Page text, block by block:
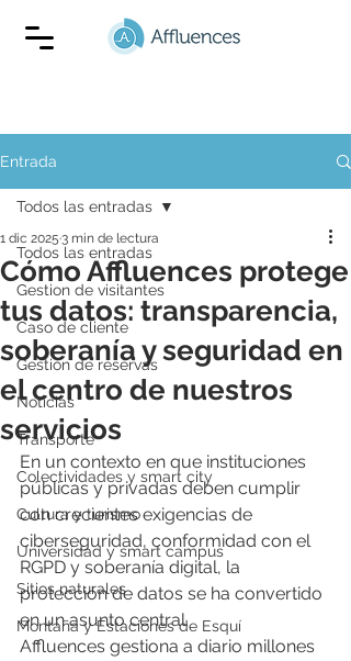
Entrada
Todos las entradas
Gestion de visitantes
Caso de cliente
Gestión de reservas
Noticias
Transporte
Colectividades y smart city
Cultura y turismo
Universidad y smart campus
Sitios naturales
Montaña y Estaciones de Esquí
Todos las entradas
Cómo Affluences protege
tus datos: transparencia,
soberanía y seguridad en
el centro de nuestros
servicios
1 dic 2025 3 min de lectura
En un contexto en que instituciones
públicas y privadas deben cumplir
con crecientes exigencias de
ciberseguridad, conformidad con el
RGPD y soberanía digital, la
protección de datos se ha convertido
en un asunto central.
Affluences gestiona a diario millones